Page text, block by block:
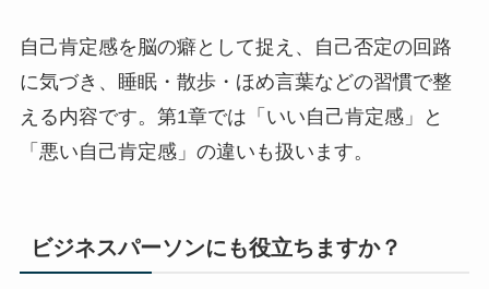
自己肯定感を脳の癖として捉え、自己否定の回路
に気づき、睡眠・散歩・ほめ言葉などの習慣で整
える内容です。第1章では「いい自己肯定感」と
「悪い自己肯定感」の違いも扱います。
ビジネスパーソンにも役立ちますか？